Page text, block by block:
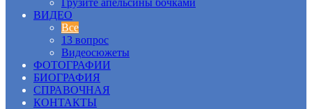
Грузите апельсины бочками
ВИДЕО
Все
13 вопрос
Видеосюжеты
ФОТОГРАФИИ
БИОГРАФИЯ
СПРАВОЧНАЯ
КОНТАКТЫ